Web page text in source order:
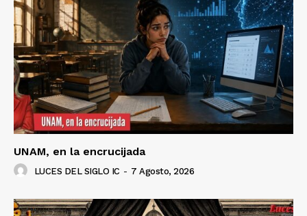
UNAM, en la encrucijada
LUCES DEL SIGLO IC - 7 Agosto, 2026